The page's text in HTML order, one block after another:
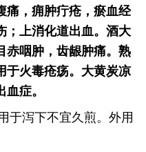
痛，痈肿疔疮，瘀血经
；上消化道出血。酒大
赤咽肿，齿龈肿痛。熟
于火毒疮疡。大黄炭凉
血症。
于泻下不宜久煎。外用